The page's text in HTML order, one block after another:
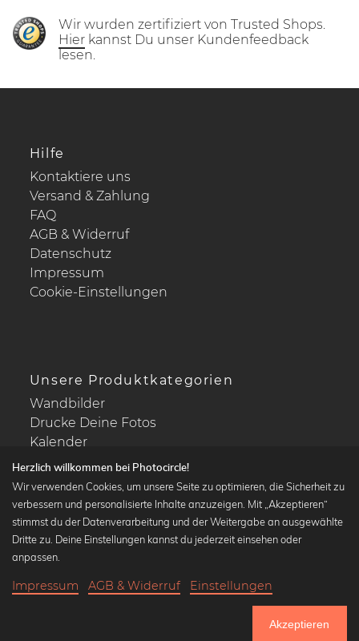
Wir wurden zertifiziert von Trusted Shops.
Hier kannst Du unser Kundenfeedback
lesen.
Hilfe
Kontaktiere uns
Versand & Zahlung
FAQ
AGB & Widerruf
Datenschutz
Impressum
Cookie-Einstellungen
Unsere Produktkategorien
Wandbilder
Drucke Deine Fotos
Kalender
Beliebte Kollektionen
Wandbilder in schwarz-weiß
Klassiker der Kunstgeschichte
Herzlich willkommen bei Photocircle!
Wir verwenden Cookies, um unsere Seite zu optimieren, die Sicherheit zu
verbessern und personalisierte Inhalte anzuzeigen. Mit „Akzeptieren“
stimmst du der Datenverarbeitung und der Weitergabe an ausgewählte
Dritte zu. Deine Einstellungen kannst du jederzeit einsehen oder
anpassen.
Impressum AGB & Widerruf Einstellungen
Akzeptieren